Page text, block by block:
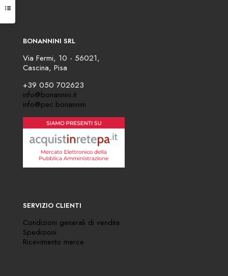
BONANNINI SRL
Via Fermi, 10 - 56021,
Cascina, Pisa
+39 050 702623
info@bonannini.it
info@pec.bonannini
SERVIZIO CLIENTI
Condizioni generali di vendita
Spedizioni
Ricevimento merce